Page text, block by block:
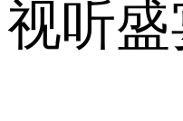
视听盛